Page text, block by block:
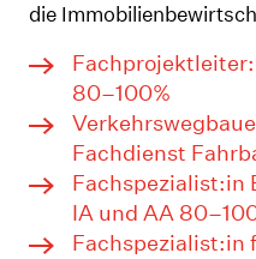
die
80–100%
Fachdienst
Fachspezialist:in
IA und AA
Fachspezialist:in